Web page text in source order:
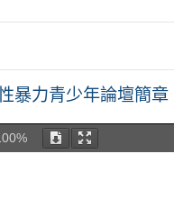
暴力青少年論壇簡章